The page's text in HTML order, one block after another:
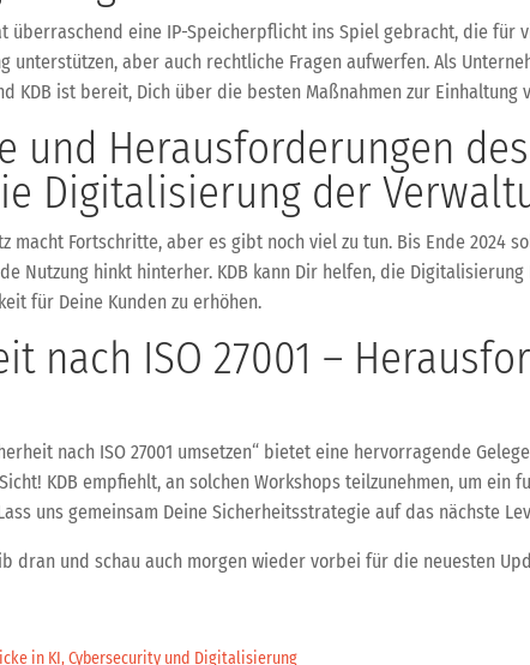
überraschend eine IP-Speicherpflicht ins Spiel gebracht, die für
unterstützen, aber auch rechtliche Fragen aufwerfen. Als
KDB ist bereit, Dich über die besten Maßnahmen zur
und Herausforderungen
Digitalisierung der
macht Fortschritte, aber es gibt noch viel zu tun. Bis Ende
Nutzung hinkt hinterher. KDB kann Dir helfen, die
für Deine Kunden zu erhöhen.
nach ISO 27001 –
nach ISO 27001 umsetzen“ bietet eine hervorragende
KDB empfiehlt, an solchen Workshops teilzunehmen, um
uns gemeinsam Deine Sicherheitsstrategie auf das nächste
dran und schau auch morgen wieder vorbei für die neuesten
in KI, Cybersecurity und Digitalisierung